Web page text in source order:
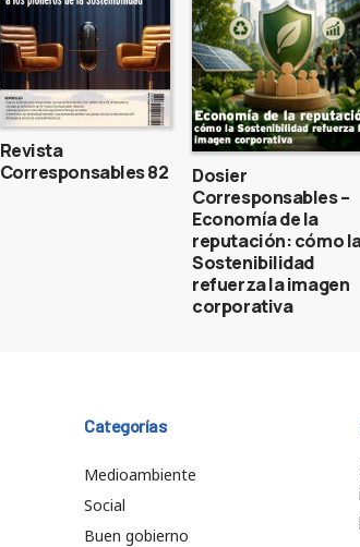
Revista
Corresponsables 82
Dosier
Corresponsables –
Economía de la
reputación: cómo
Sostenibilidad
refuerza la imagen
corporativa
Categorías
Medioambiente
Social
Buen gobierno